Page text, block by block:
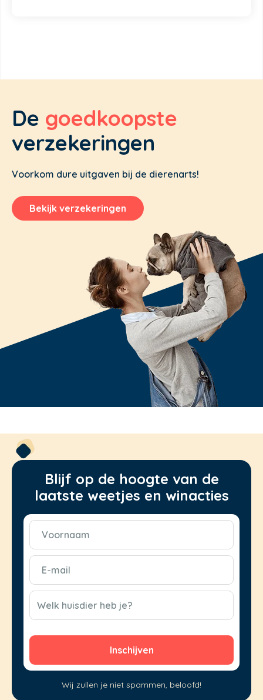
De goedkoopste
verzekeringen
Voorkom dure uitgaven bij de dierenarts!
Bekijk verzekeringen
Blijf op de hoogte van de
laatste weetjes en winacties
Voornaam
(Vereist)
E-
mail
(Vereist)
CAPTCHA
Welk huisdier heb je?
Wij zullen je niet spammen, beloofd!